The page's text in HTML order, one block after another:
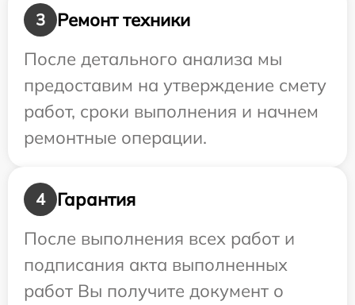
3
Ремонт техники
После детального анализа мы
предоставим на утверждение смету
работ, сроки выполнения и начнем
ремонтные операции.
4
Гарантия
После выполнения всех работ и
подписания акта выполненных
работ Вы получите документ о